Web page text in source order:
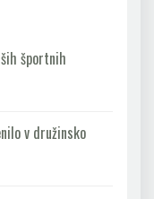
športnih
v družinsko